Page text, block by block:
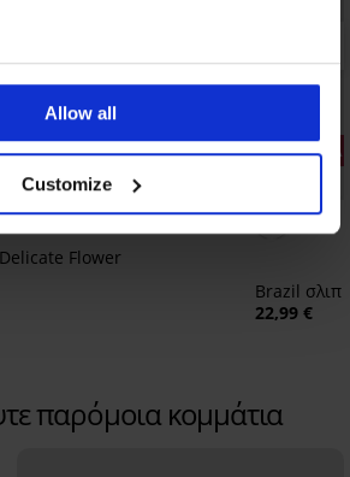
Allow all
Customize
5
Flower
3+1
Brazil σλιπ
22,99 €
παρόμοια κομμάτια